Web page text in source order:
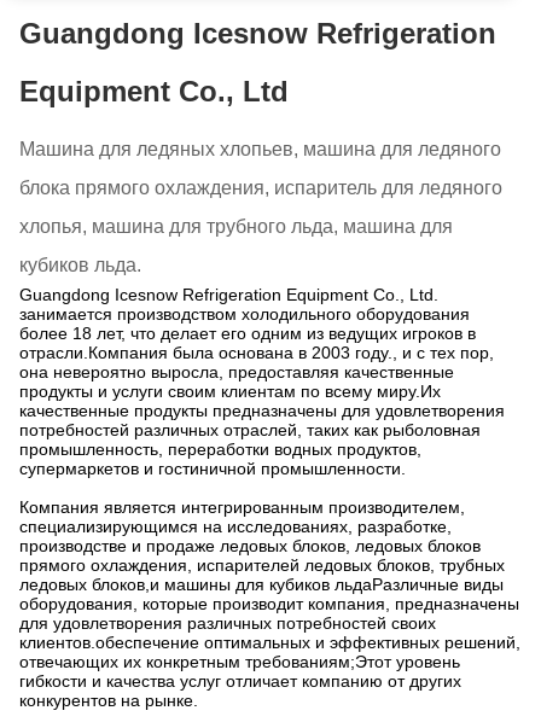
Guangdong Icesnow Refrigeration
Equipment Co., Ltd
Машина для ледяных хлопьев, машина для ледяного
блока прямого охлаждения, испаритель для ледяного
хлопья, машина для трубного льда, машина для
кубиков льда.
Guangdong Icesnow Refrigeration Equipment Co., Ltd.
занимается производством холодильного оборудования
более 18 лет, что делает его одним из ведущих игроков в
отрасли.Компания была основана в 2003 году., и с тех пор,
она невероятно выросла, предоставляя качественные
продукты и услуги своим клиентам по всему миру.Их
качественные продукты предназначены для удовлетворения
потребностей различных отраслей, таких как рыболовная
промышленность, переработки водных продуктов,
супермаркетов и гостиничной промышленности.
Компания является интегрированным производителем,
специализирующимся на исследованиях, разработке,
производстве и продаже ледовых блоков, ледовых блоков
прямого охлаждения, испарителей ледовых блоков, трубных
ледовых блоков,и машины для кубиков льдаРазличные виды
оборудования, которые производит компания, предназначены
для удовлетворения различных потребностей своих
клиентов.обеспечение оптимальных и эффективных решений,
отвечающих их конкретным требованиям;Этот уровень
гибкости и качества услуг отличает компанию от других
конкурентов на рынке.